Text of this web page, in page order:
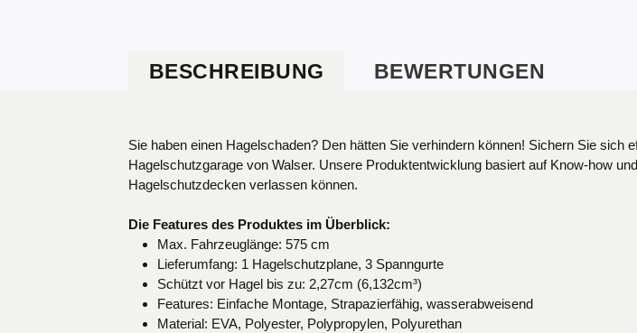
BESCHREIBUNG BEWERTUNGEN
Produktinformationen "PKW Hagelschutzplane Premium
Sie haben einen Hagelschaden? Den hätten Sie verhindern können! Sichern Sie
Hagelschutzgarage von Walser. Unsere Produktentwicklung basiert auf Know-how
Hagelschutzdecken verlassen können.
Die Features des Produktes im Überblick:
Max. Fahrzeuglänge: 575 cm
Lieferumfang: 1 Hagelschutzplane, 3 Spanngurte
Schützt vor Hagel bis zu: 2,27cm (6,132cm³)
Features: Einfache Montage, Strapazierfähig, wasserabweisend
Material: EVA, Polyester, Polypropylen, Polyurethan